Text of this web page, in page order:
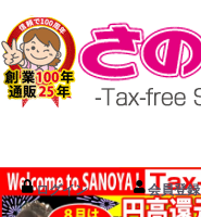
ログイン 会員登録